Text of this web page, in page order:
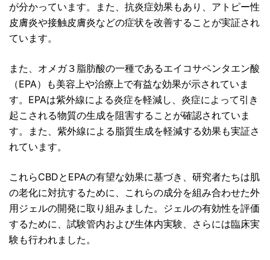
が分かっています。また、抗炎症効果もあり、アトピー性
皮膚炎や接触皮膚炎などの症状を改善することが実証され
ています。
また、オメガ３脂肪酸の一種であるエイコサペンタエン酸
（EPA）も美容上や治療上で有益な効果が示されていま
す。EPAは紫外線による炎症を軽減し、炎症によって引き
起こされる物質の生成を阻害することが確認されていま
す。また、紫外線による脂質生成を軽減する効果も実証さ
れています。
これらCBDとEPAの有望な効果に基づき、研究者たちは肌
の老化に対抗するために、これらの成分を組み合わせた外
用ジェルの開発に取り組みました。ジェルの有効性を評価
するために、試験管内および生体内実験、さらには臨床実
験も行われました。